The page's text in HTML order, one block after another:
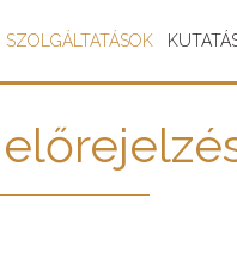
SZOLGÁLTATÁSOK